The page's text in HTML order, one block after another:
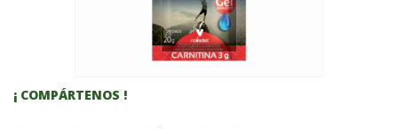
¡ COMPÁRTENOS !